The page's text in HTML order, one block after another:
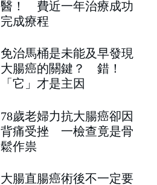
醫！ 費近一年治療成功
完成療程
免治馬桶是未能及早發現
大腸癌的關鍵？ 錯！
「它」才是主因
78歲老婦力抗大腸癌卻因
背痛受挫 一檢查竟是骨
鬆作祟
大腸直腸癌術後不一定要